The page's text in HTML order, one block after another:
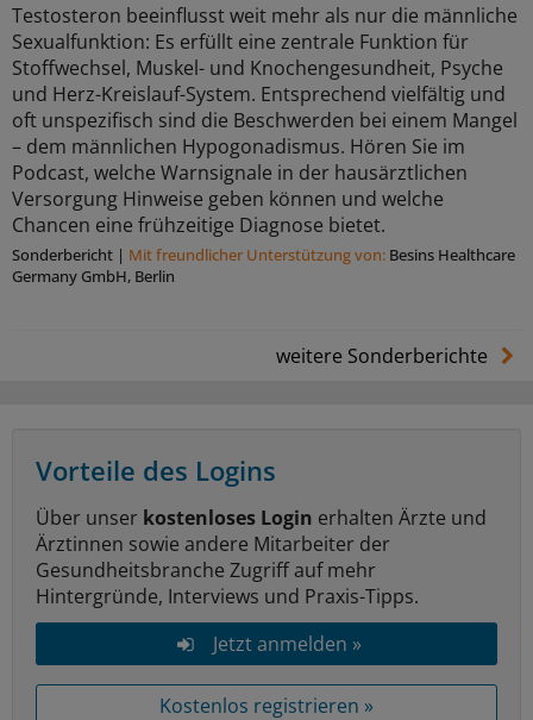
Testosteron beeinflusst weit mehr als nur die männliche
Sexualfunktion: Es erfüllt eine zentrale Funktion für
Stoffwechsel, Muskel- und Knochengesundheit, Psyche
und Herz-Kreislauf-System. Entsprechend vielfältig und
oft unspezifisch sind die Beschwerden bei einem Mangel
– dem männlichen Hypogonadismus. Hören Sie im
Podcast, welche Warnsignale in der hausärztlichen
Versorgung Hinweise geben können und welche
Chancen eine frühzeitige Diagnose bietet.
Sonderbericht | Mit freundlicher Unterstützung von: Besins Healthcare
Germany GmbH, Berlin
weitere Sonderberichte
Vorteile des Logins
Über unser kostenloses Login erhalten Ärzte und
Ärztinnen sowie andere Mitarbeiter der
Gesundheitsbranche Zugriff auf mehr
Hintergründe, Interviews und Praxis-Tipps.
Jetzt anmelden »
Kostenlos registrieren »